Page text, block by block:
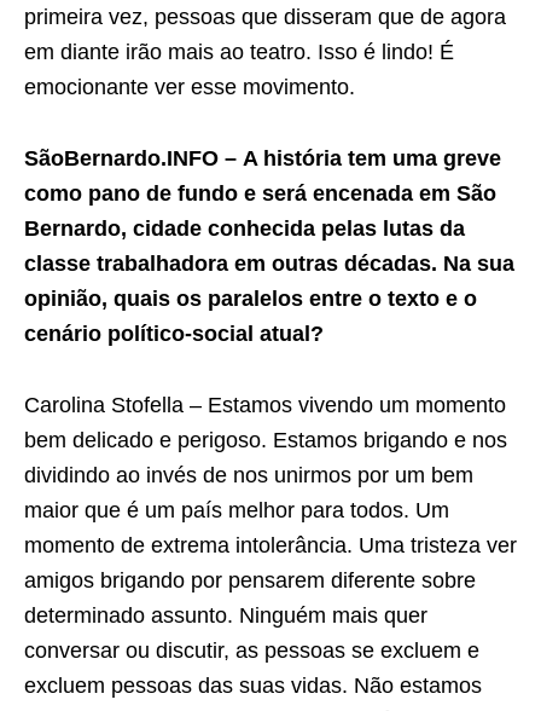
primeira vez, pessoas que disseram que de agora
em diante irão mais ao teatro. Isso é lindo! É
emocionante ver esse movimento.
SãoBernardo.INFO – A história tem uma greve
como pano de fundo e será encenada em São
Bernardo, cidade conhecida pelas lutas da
classe trabalhadora em outras décadas. Na sua
opinião, quais os paralelos entre o texto e o
cenário político-social atual?
Carolina Stofella – Estamos vivendo um momento
bem delicado e perigoso. Estamos brigando e nos
dividindo ao invés de nos unirmos por um bem
maior que é um país melhor para todos. Um
momento de extrema intolerância. Uma tristeza ver
amigos brigando por pensarem diferente sobre
determinado assunto. Ninguém mais quer
conversar ou discutir, as pessoas se excluem e
excluem pessoas das suas vidas. Não estamos